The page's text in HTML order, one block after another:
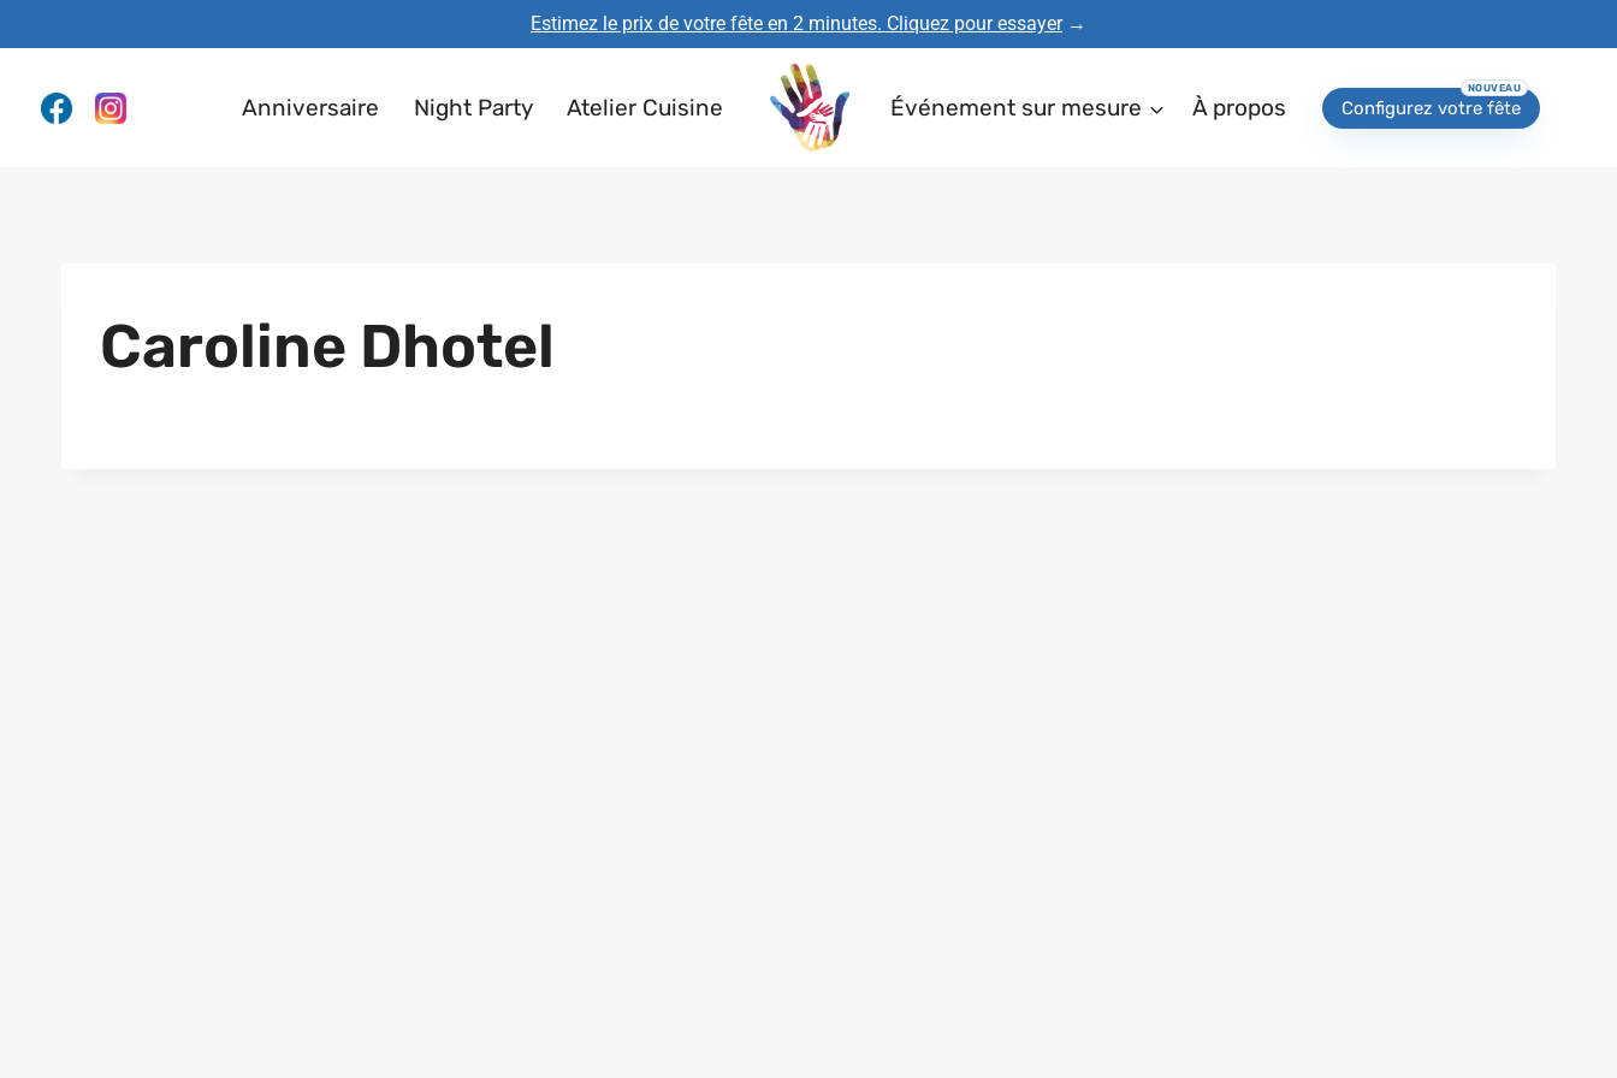
au
contenu
Estimez le prix de votre fête en 2 minutes. Cliquez pour essayer→
Anniversaire Night Party Atelier Cuisine Événement sur mesure À propos Configurez votre fête
Caroline Dhotel